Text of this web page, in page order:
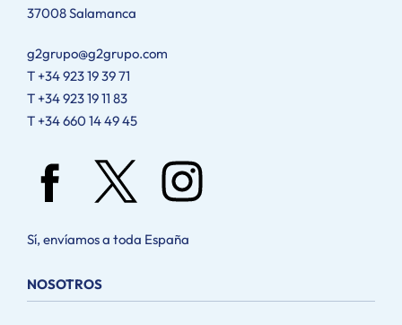
37008 Salamanca
g2grupo@g2grupo.com
T +34 923 19 39 71
T +34 923 19 11 83
T +34 660 14 49 45
Sí, envíamos a toda España
NOSOTROS